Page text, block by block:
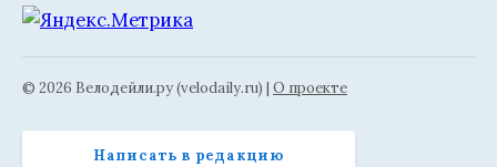
© 2026 Велодейли.ру (velodaily.ru) | О проекте
Написать в редакцию